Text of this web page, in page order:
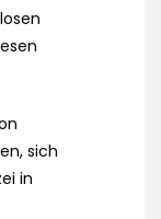
sich
in